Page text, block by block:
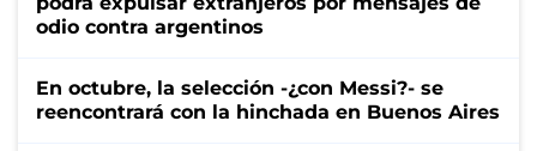
odio contra argentinos
En octubre, la selección -¿con Messi?- se
reencontrará con la hinchada en Buenos Aires